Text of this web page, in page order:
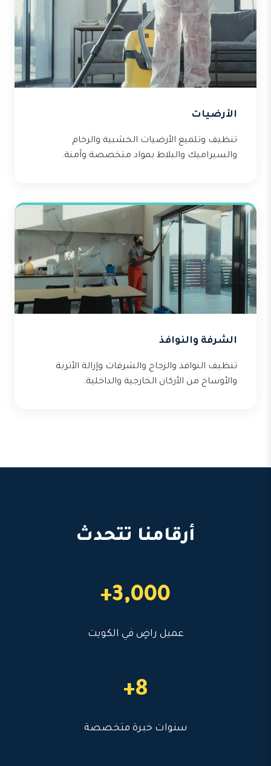
الأرضيات
تنظيف وتلميع الأرضيات الخشبية والرخام
والسيراميك والبلاط بمواد متخصصة وآمنة.
الشرفة والنوافذ
تنظيف النوافذ والزجاج والشرفات وإزالة الأتربة
والأوساخ من الأركان الخارجية والداخلية.
أرقامنا تتحدث
3,000+
عميل راضٍ في الكويت
8+
سنوات خبرة متخصصة